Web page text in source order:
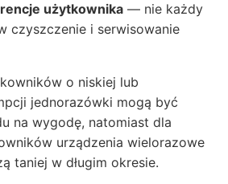
użytkownika — nie każdy
czyszczenie i serwisowanie
o niskiej lub
jednorazówki mogą być
na wygodę, natomiast dla
urządzenia wielorazowe
taniej w długim okresie.